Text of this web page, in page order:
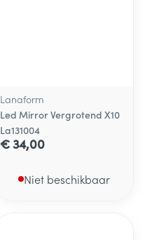
Lanaform
Led Mirror Vergrotend X10
La131004
€ 34,00
Niet beschikbaar